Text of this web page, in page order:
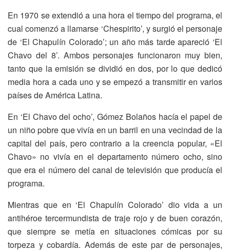
En 1970 se extendió a una hora el tiempo del programa, el
cual comenzó a llamarse ‘Chespirito’, y surgió el personaje
de ‘El Chapulín Colorado’; un año más tarde apareció ‘El
Chavo del 8’. Ambos personajes funcionaron muy bien,
tanto que la emisión se dividió en dos, por lo que dedicó
media hora a cada uno y se empezó a transmitir en varios
países de América Latina.
En ‘El Chavo del ocho’, Gómez Bolaños hacía el papel de
un niño pobre que vivía en un barril en una vecindad de la
capital del país, pero contrario a la creencia popular, «El
Chavo» no vivía en el departamento número ocho, sino
que era el número del canal de televisión que producía el
programa.
Mientras que en ‘El Chapulín Colorado’ dio vida a un
antihéroe tercermundista de traje rojo y de buen corazón,
que siempre se metía en situaciones cómicas por su
torpeza y cobardía. Además de este par de personajes,